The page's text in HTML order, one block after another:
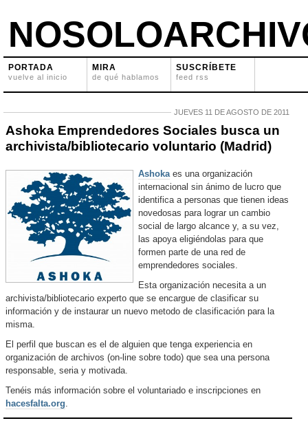
PORTADA
vuelve al inicio
MIRA
de qué hablamos
SUSCRÍBETE
feed rss
JUEVES 11 DE AGOSTO DE 2011
Ashoka Emprendedores Sociales busca un
archivista/bibliotecario voluntario (Madrid)
Ashokaes una organización
internacional sin ánimo de lucro que
identifica a personas que tienen ideas
novedosas para lograr un cambio
social de largo alcance y, a su vez,
las apoya eligiéndolas para que
formen parte de una red de
emprendedores sociales.
Esta organización necesita a un
archivista/bibliotecario experto que se encargue de clasificar su
información y de instaurar un nuevo metodo de clasificación para la
misma.
El perfil que buscan es el de alguien que tenga experiencia en
organización de archivos (on-line sobre todo) que sea una persona
responsable, seria y motivada.
Tenéis más información sobre el voluntariado e inscripciones en
hacesfalta.org.